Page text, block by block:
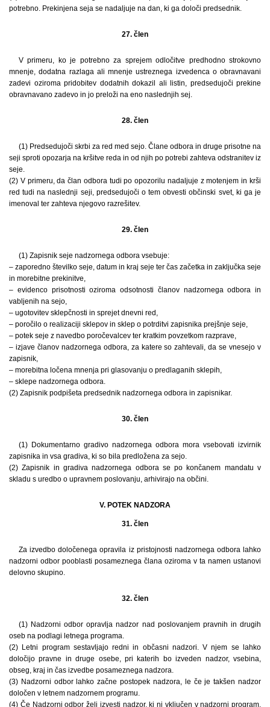
potrebno. Prekinjena seja se nadaljuje na dan, ki ga določi predsednik.
27. člen
V primeru, ko je potrebno za sprejem odločitve predhodno strokovno
mnenje, dodatna razlaga ali mnenje ustreznega izvedenca o obravnavani
zadevi oziroma pridobitev dodatnih dokazil ali listin, predsedujoči prekine
obravnavano zadevo in jo preloži na eno naslednjih sej.
28. člen
(1) Predsedujoči skrbi za red med sejo. Člane odbora in druge prisotne na
seji sproti opozarja na kršitve reda in od njih po potrebi zahteva odstranitev iz
seje.
(2) V primeru, da član odbora tudi po opozorilu nadaljuje z motenjem in krši
red tudi na naslednji seji, predsedujoči o tem obvesti občinski svet, ki ga je
imenoval ter zahteva njegovo razrešitev.
29. člen
(1) Zapisnik seje nadzornega odbora vsebuje:
– zaporedno številko seje, datum in kraj seje ter čas začetka in zaključka seje
in morebitne prekinitve,
– evidenco prisotnosti oziroma odsotnosti članov nadzornega odbora in
vabljenih na sejo,
– ugotovitev sklepčnosti in sprejet dnevni red,
– poročilo o realizaciji sklepov in sklep o potrditvi zapisnika prejšnje seje,
– potek seje z navedbo poročevalcev ter kratkim povzetkom razprave,
– izjave članov nadzornega odbora, za katere so zahtevali, da se vnesejo v
zapisnik,
– morebitna ločena mnenja pri glasovanju o predlaganih sklepih,
– sklepe nadzornega odbora.
(2) Zapisnik podpišeta predsednik nadzornega odbora in zapisnikar.
30. člen
(1) Dokumentarno gradivo nadzornega odbora mora vsebovati izvirnik
zapisnika in vsa gradiva, ki so bila predložena za sejo.
(2) Zapisnik in gradiva nadzornega odbora se po končanem mandatu v
skladu s uredbo o upravnem poslovanju, arhivirajo na občini.
V. POTEK NADZORA
31. člen
Za izvedbo določenega opravila iz pristojnosti nadzornega odbora lahko
nadzorni odbor pooblasti posameznega člana oziroma v ta namen ustanovi
delovno skupino.
32. člen
(1) Nadzorni odbor opravlja nadzor nad poslovanjem pravnih in drugih
oseb na podlagi letnega programa.
(2) Letni program sestavljajo redni in občasni nadzori. V njem se lahko
določijo pravne in druge osebe, pri katerih bo izveden nadzor, vsebina,
obseg, kraj in čas izvedbe posameznega nadzora.
(3) Nadzorni odbor lahko začne postopek nadzora, le če je takšen nadzor
določen v letnem nadzornem programu.
(4) Če Nadzorni odbor želi izvesti nadzor, ki ni vključen v nadzorni program,